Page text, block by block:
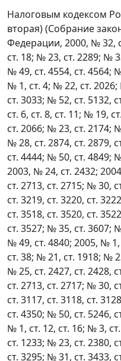
Налоговым кодексом
вторая) (Собрание
Федерации, 2000, № 32,
ст. 18; № 23, ст. 2289; №
№ 49, ст. 4554, ст. 4564;
№ 1, ст. 4; № 22, ст. 2026;
ст. 3033; № 52, ст. 5132,
ст. 6, ст. 8, ст. 11; № 19,
ст. 2066; № 23, ст. 2174;
№ 28, ст. 2874, ст. 2879,
ст. 4444; № 50, ст. 4849;
2003, № 24, ст. 2432;
ст. 2713, ст. 2715; № 30,
ст. 3219, ст. 3220, ст.
ст. 3518, ст. 3520, ст.
ст. 3527; № 35, ст. 3607;
№ 49, ст. 4840; 2005, № 1,
ст. 38; № 21, ст. 1918; №
№ 25, ст. 2427, ст. 2428,
ст. 2713, ст. 2717; № 30,
ст. 3117, ст. 3118, ст.
ст. 4350; № 50, ст. 5246,
№ 1, ст. 12, ст. 16; № 3,
ст. 1233; № 23, ст. 2380,
ст. 3295; № 31, ст. 3433,